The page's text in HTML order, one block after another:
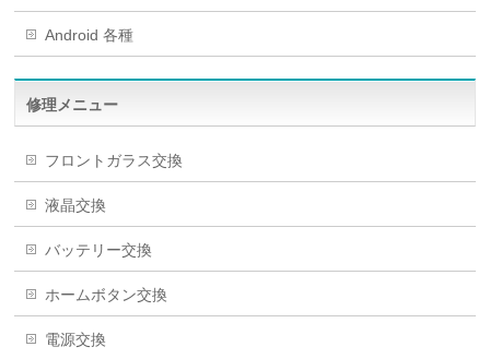
Android 各種
修理メニュー
フロントガラス交換
液晶交換
バッテリー交換
ホームボタン交換
電源交換